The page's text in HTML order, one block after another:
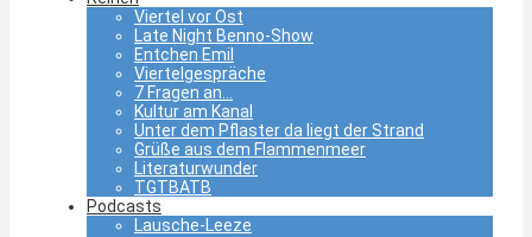
Viertel vor Ost
Late Night Benno-Show
Entchen Emil
Viertelgespräche
7 Fragen an…
Kultur am Kanal
Unter dem Pflaster da liegt der Strand
Grüße aus dem Flammenmeer
Literaturwunder
TGTBATB
Podcasts
Lausche-Leeze